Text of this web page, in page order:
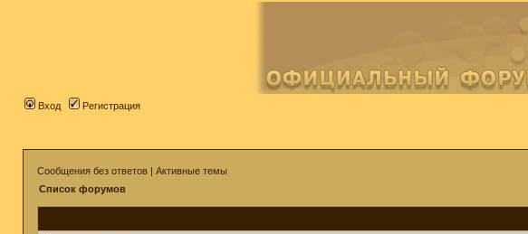
Вход Регистрация
Сообщения без ответов | Активные темы
Список форумов